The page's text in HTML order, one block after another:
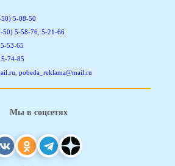
5-08-50
50) 5-58-76 5-21-66
53-65
74-85
pobeda_reklama@mail.ru
Мы в соцсетях